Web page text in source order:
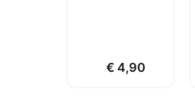
€ 4,90